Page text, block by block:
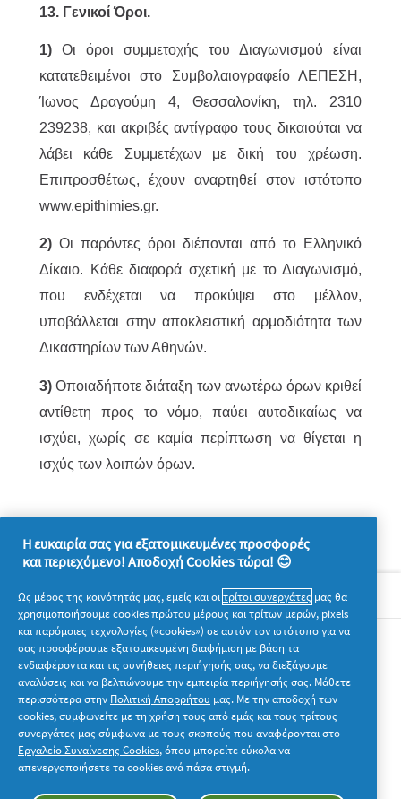
13. Γενικοί Όροι.
1) Οι όροι συμμετοχής του Διαγωνισμού είναι
κατατεθειμένοι στο Συμβολαιογραφείο ΛΕΠΕΣΗ,
Ίωνος Δραγούμη 4, Θεσσαλονίκη, τηλ. 2310
239238, και ακριβές αντίγραφο τους δικαιούται να
λάβει κάθε Συμμετέχων με δική του χρέωση.
Επιπροσθέτως, έχουν αναρτηθεί στον ιστότοπο
www.epithimies.gr.
2) Οι παρόντες όροι διέπονται από το Ελληνικό
Δίκαιο. Κάθε διαφορά σχετική με το Διαγωνισμό,
που ενδέχεται να προκύψει στο μέλλον,
υποβάλλεται στην αποκλειστική αρμοδιότητα των
Δικαστηρίων των Αθηνών.
3)Οποιαδήποτε διάταξη των ανωτέρω όρων κριθεί
αντίθετη προς το νόμο, παύει αυτοδικαίως να
ισχύει, χωρίς σε καμία περίπτωση να θίγεται η
ισχύς των λοιπών όρων.
Σχετικά με την P&G
Νομικά
Ακολουθήστε μας
Η ευκαιρία σας για εξατομικευμένες προσφορές
και περιεχόμενο! Αποδοχή Cookies τώρα! 😊
Ως μέρος της κοινότητάς μας, εμείς και οιτρίτοι συνεργάτες μας θα
χρησιμοποιήσουμε cookies πρώτου μέρους και τρίτων μερών, pixels
και παρόμοιες τεχνολογίες («cookies») σε αυτόν τον ιστότοπο για να
σας προσφέρουμε εξατομικευμένη διαφήμιση με βάση τα
ενδιαφέροντα και τις συνήθειες περιήγησής σας, να διεξάγουμε
αναλύσεις και να βελτιώνουμε την εμπειρία περιήγησής σας. Μάθετε
περισσότερα στην Πολιτική Απορρήτου μας. Με την αποδοχή των
cookies, συμφωνείτε με τη χρήση τους από εμάς και τους τρίτους
συνεργάτες μας σύμφωνα με τους σκοπούς που αναφέρονται στο
Εργαλείο Συναίνεσης Cookies, όπου μπορείτε εύκολα να
απενεργοποιήσετε τα cookies ανά πάσα στιγμή.